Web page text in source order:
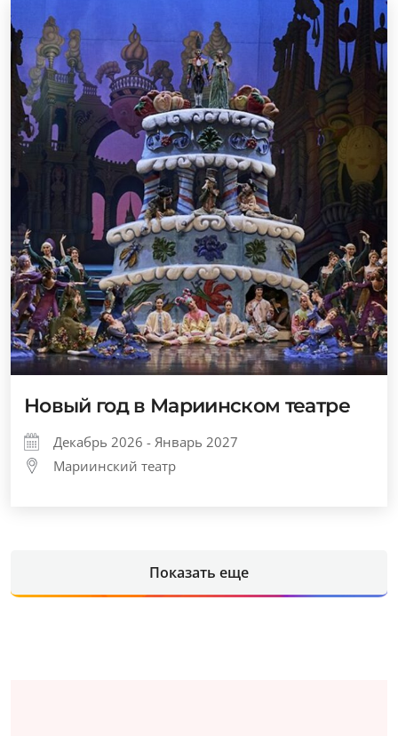
Новый год в Мариинском театре
Декабрь 2026 - Январь 2027
Мариинский театр
Показать еще